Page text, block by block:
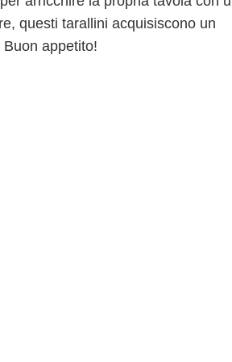
questi tarallini acquisiscono un
appetito!